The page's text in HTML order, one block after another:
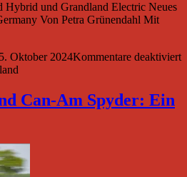
Hybrid und Grandland Electric Neues
Von Petra Grünendahl Mit
Oktober 2024Kommentare deaktiviert
Can-Am Spyder: Ein